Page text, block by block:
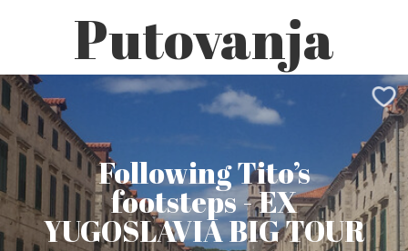
Putovanja
Following Tito’s
footsteps - EX
YUGOSLAVIA BIG TOUR